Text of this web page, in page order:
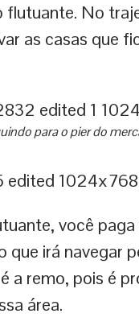
flutuante. No
as casas que
para o pier do
você
que irá navegar
a remo, pois é
área.